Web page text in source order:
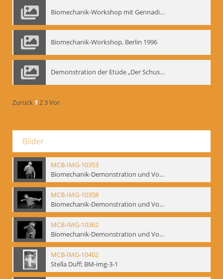
Biomechanik-Workshop mit Gennadij Nikolajewitsch Bogdanow im Mime Centrum Berlin, 1991
Biomechanik-Workshop, Berlin 1996
Demonstration der Etüde „Der Schuss mit dem Bogen“ durch Gennadij Nikolajewitsch Bogdanow, Berlin 1991
Zurück 123Vor
Bilder
MCB-IMG-10353
Biomechanik-Demonstration und Vortrag, Berliner Ensemble, 04.10.1991
MCB-IMG-10358
Biomechanik-Demonstration und Vortrag, Berliner Ensemble, 04.10.1991
MCB-IMG-10362
Biomechanik-Demonstration und Vortrag, Berliner Ensemble, 04.10.1991
MCB-IMG-10402
Stella Duff; BM-img-3-1